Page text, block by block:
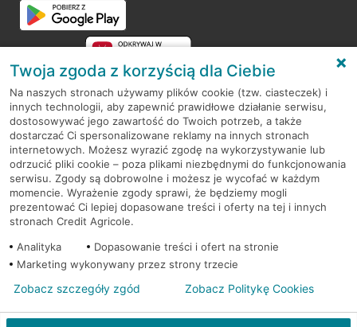
RODO
Regulamin serwisu
Mapa serwisu
PolitykaCookies
© 2026 Credit Agricole Bank Polska S.A. Wszelkie prawa zastrzeżone
Twoja zgoda z korzyścią dla Ciebie
Na naszych stronach używamy plików cookie (tzw. ciasteczek) i
innych technologii, aby zapewnić prawidłowe działanie serwisu,
dostosowywać jego zawartość do Twoich potrzeb, a także
dostarczać Ci spersonalizowane reklamy na innych stronach
internetowych. Możesz wyrazić zgodę na wykorzystywanie lub
odrzucić pliki cookie – poza plikami niezbędnymi do funkcjonowania
serwisu. Zgody są dobrowolne i możesz je wycofać w każdym
momencie. Wyrażenie zgody sprawi, że będziemy mogli
prezentować Ci lepiej dopasowane treści i oferty na tej i innych
stronach Credit Agricole.
Analityka
Dopasowanie treści i ofert na stronie
Marketing wykonywany przez strony trzecie
Zobacz szczegóły zgód Zobacz Politykę Cookies